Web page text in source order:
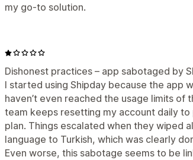
my go-to solution.
Dishonest practices – app sabotaged by
I started using Shipday because the app
haven’t even reached the usage limits
team keeps resetting my account daily to
plan. Things escalated when they wiped
language to Turkish, which was clearly
Even worse, this sabotage seems to be